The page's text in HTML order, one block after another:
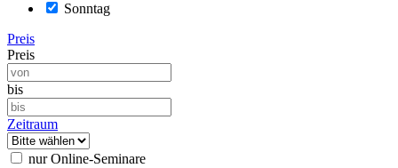
Sonntag
Preis
Preis
bis
Zeitraum
nur Online-Seminare